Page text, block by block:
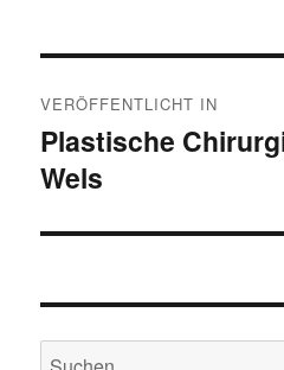
VERÖFFENTLICHT IN
Plastische
Wels
Suchen